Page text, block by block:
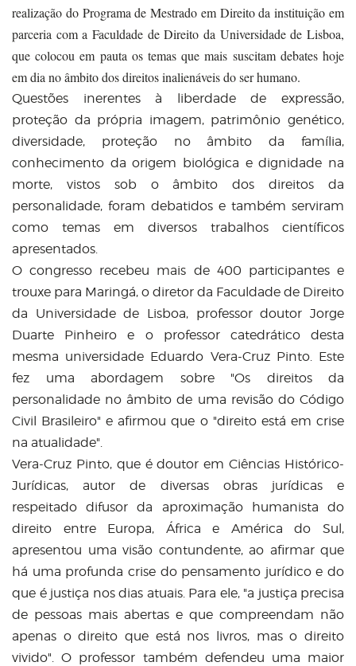
realização do Programa de Mestrado em Direito da instituição em
parceria com a Faculdade de Direito da Universidade de Lisboa,
que colocou em pauta os temas que mais suscitam debates hoje
em dia no âmbito dos direitos inalienáveis do ser humano.
Questões inerentes à liberdade de expressão,
proteção da própria imagem, patrimônio genético,
diversidade, proteção no âmbito da família,
conhecimento da origem biológica e dignidade na
morte, vistos sob o âmbito dos direitos da
personalidade, foram debatidos e também serviram
como temas em diversos trabalhos científicos
apresentados.
O congresso recebeu mais de 400 participantes e
trouxe para Maringá, o diretor da Faculdade de Direito
da Universidade de Lisboa, professor doutor Jorge
Duarte Pinheiro e o professor catedrático desta
mesma universidade Eduardo Vera-Cruz Pinto. Este
fez uma abordagem sobre "Os direitos da
personalidade no âmbito de uma revisão do Código
Civil Brasileiro" e afirmou que o "direito está em crise
na atualidade".
Vera-Cruz Pinto, que é doutor em Ciências Histórico-
Jurídicas, autor de diversas obras jurídicas e
respeitado difusor da aproximação humanista do
direito entre Europa, África e América do Sul,
apresentou uma visão contundente, ao afirmar que
há uma profunda crise do pensamento jurídico e do
que é justiça nos dias atuais. Para ele, "a justiça precisa
de pessoas mais abertas e que compreendam não
apenas o direito que está nos livros, mas o direito
vivido". O professor também defendeu uma maior